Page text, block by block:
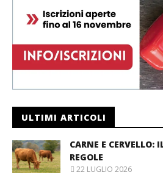
ULTIMI ARTICOLI
CARNE E CERVELLO:
REGOLE
22 LUGLIO 2026